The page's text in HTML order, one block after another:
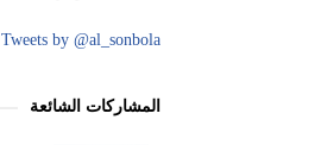
Tweets by @al_sonbola
المشاركات الشائعة